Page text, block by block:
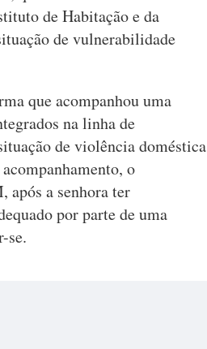
de Habitação e da
de vulnerabilidade
que acompanhou uma
na linha de
de violência doméstica
o
após a senhora ter
por parte de uma
se.